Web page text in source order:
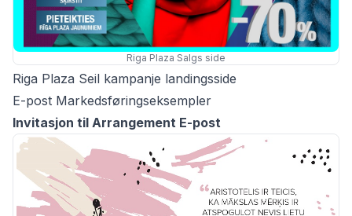
Riga Plaza Salgs side
Riga Plaza Seil kampanje landingsside
E-post Markedsføringseksempler
Invitasjon til Arrangement E-post